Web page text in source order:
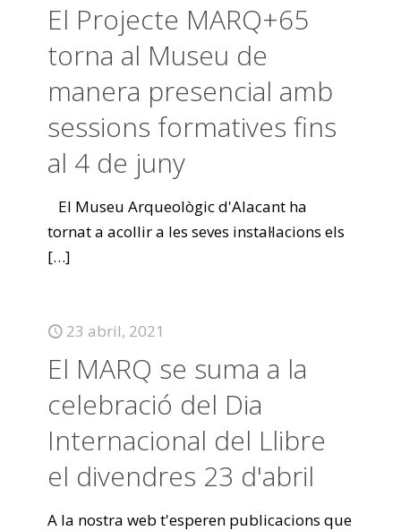
El Projecte MARQ+65
torna al Museu de
manera presencial amb
sessions formatives fins
al 4 de juny
El Museu Arqueològic d'Alacant ha
tornat a acollir a les seves instal·lacions els
[…]
23 abril, 2021
El MARQ se suma a la
celebració del Dia
Internacional del Llibre
el divendres 23 d'abril
A la nostra web t'esperen publicacions que